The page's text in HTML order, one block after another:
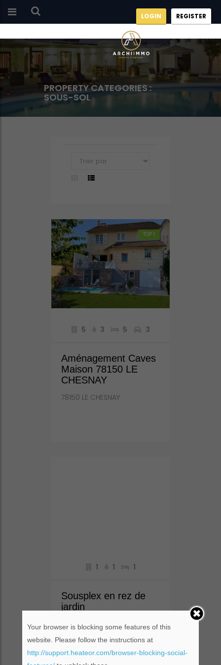
LOGIN REGISTER
PROPERTY CATEGORIES :
SOUS-SOL
TOP 1
5 3 5 3
Aménagement Caves
Maison 78150 LE
CHESNAY
78150 LE CHESNAY
1 1 1
Sousplex en rez de
jardin
Marseille
Your browser is blocking some features of this
website. Please follow the instructions at
http://support.heateor.com/browser-blocking-social-